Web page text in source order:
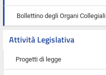
Bollettino degli Organi Collegiali
Attività Legislativa
Progetti di legge